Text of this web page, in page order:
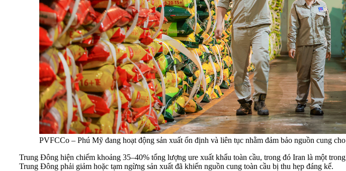
PVFCCo – Phú Mỹ đang hoạt động sản xuất ổn định và liên tục nhằm đảm bảo nguồn cung
Trung Đông hiện chiếm khoảng 35–40% tổng lượng ure xuất khẩu toàn cầu, trong đó Iran là một
Trung Đông phải giảm hoặc tạm ngừng sản xuất đã khiến nguồn cung toàn cầu bị thu hẹp đáng kể.